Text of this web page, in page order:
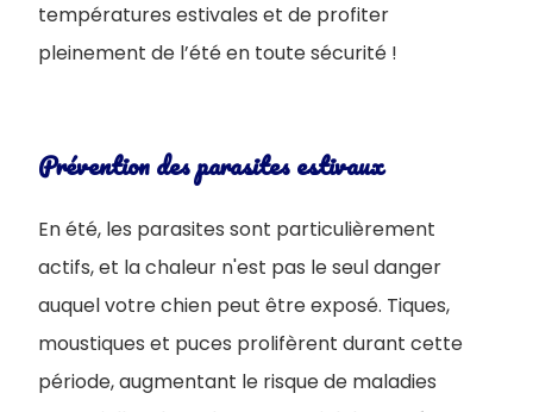
températures estivales et de profiter
pleinement de l’été en toute sécurité !
Prévention des parasites estivaux
En été, les parasites sont particulièrement
actifs, et la chaleur n'est pas le seul danger
auquel votre chien peut être exposé. Tiques,
moustiques et puces prolifèrent durant cette
période, augmentant le risque de maladies